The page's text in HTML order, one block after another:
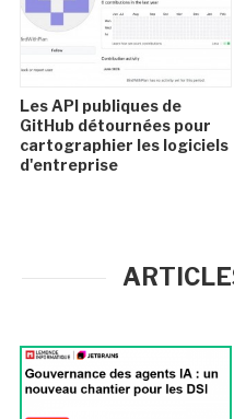
Les API publiques de
GitHub détournées pour
cartographier les logiciels
d'entreprise